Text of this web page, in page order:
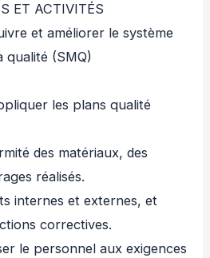
ET ACTIVITÉS
et améliorer le système
qualité (SMQ)
les plans qualité
des matériaux, des
réalisés.
internes et externes, et
correctives.
le personnel aux exigences